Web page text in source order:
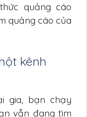
quảng cáo
quảng cáo của
kênh
gia, bạn chạy
vẫn đang tìm